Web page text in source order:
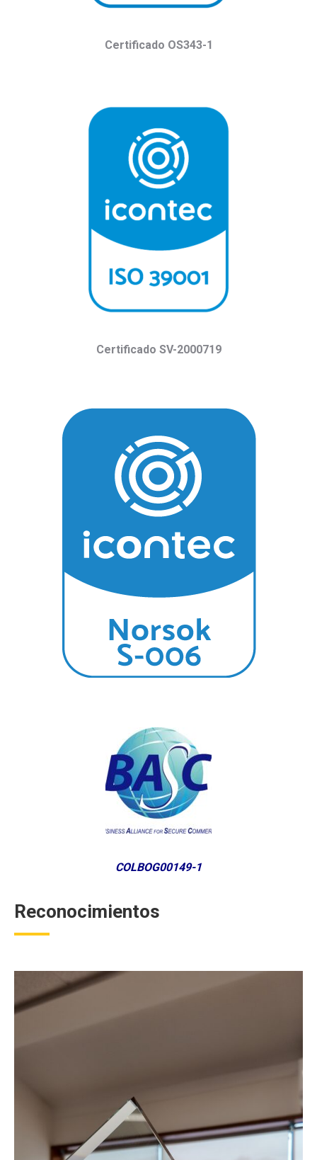
Certificado OS343-1
Certificado SV-2000719
COLBOG00149-1
Reconocimientos